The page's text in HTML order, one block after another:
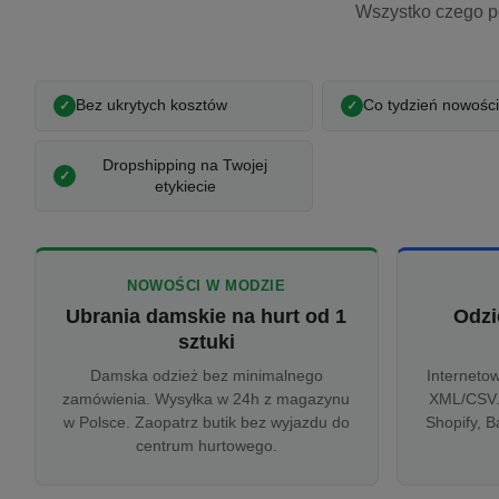
Wszystko czego
Bez ukrytych kosztów Co tydzień nowości
Dropshipping na Twojej
etykiecie
NOWOŚCI W MODZIE
Ubrania damskie na hurt od 1
sztuki
Damska odzież bez minimalnego
zamówienia. Wysyłka w 24h z magazynu
w Polsce. Zaopatrz butik bez wyjazdu do
centrum hurtowego.
XML/
Shopify,